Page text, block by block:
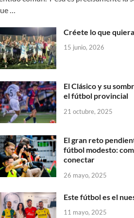
…
Créete lo que
15 junio, 2026
El Clásico y su
el fútbol provincial
21 octubre, 2025
El gran reto
fútbol modesto:
conectar
26 mayo, 2025
Este fútbol es el
11 mayo, 2025